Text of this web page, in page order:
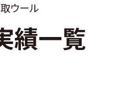
ウール
績一覧